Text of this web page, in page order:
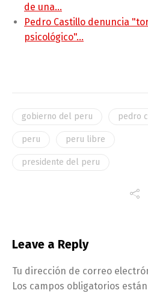
de una…
Pedro Castillo denuncia
psicológico"…
gobierno del peru pedro
peru peru libre
presidente del peru
Leave a Reply
Tu dirección de correo
Los campos obligatorios